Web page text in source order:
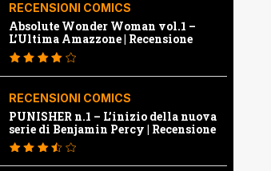
RECENSIONI COMICS
Absolute Wonder Woman vol.1 –
L’Ultima Amazzone | Recensione
RECENSIONI COMICS
PUNISHER n.1 – L’inizio della nuova
serie di Benjamin Percy | Recensione